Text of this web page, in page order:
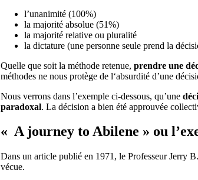
l’unanimité (100%)
la majorité absolue (51%)
la majorité relative ou pluralité
la dictature (une personne seule prend la
Quelle que soit la méthode retenue, prendre une
méthodes ne nous protège de l‘absurdité d’une
Nous verrons dans l’exemple ci-dessous, qu’une
paradoxal. La décision a bien été approuvée
« A journey to Abilene » ou
Dans un article publié en 1971, le Professeur Jerry
vécue.